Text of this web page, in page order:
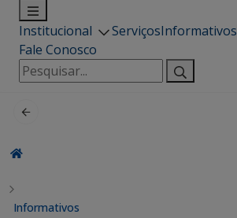
Institucional ServiçosInformativos
Fale Conosco
Pesquisar
por:
Informativos